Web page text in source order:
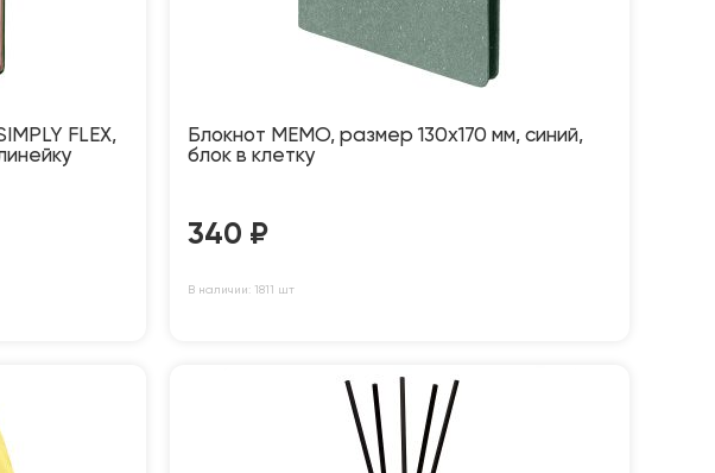
FLEX,
Блокнот MEMO, размер 130х170 мм, синий,
блок в клетку
340 ₽
В наличии: 1811 шт